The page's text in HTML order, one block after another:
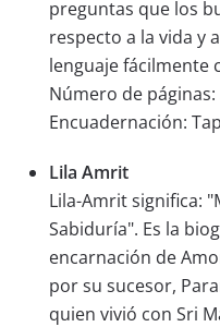
preguntas que los
respecto a la vida y
lenguaje fácilmente
Número de páginas:
Encuadernación:
Lila Amrit
Lila-Amrit significa:
Sabiduría". Es la
encarnación de
por su sucesor,
quien vivió con Sri